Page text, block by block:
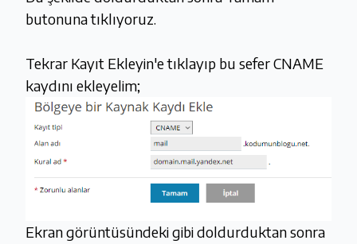
butonuna tıklıyoruz.
Tekrar Kayıt Ekleyin'e tıklayıp bu sefer CNAME
kaydını ekleyelim;
Ekran görüntüsündeki gibi doldurduktan sonra